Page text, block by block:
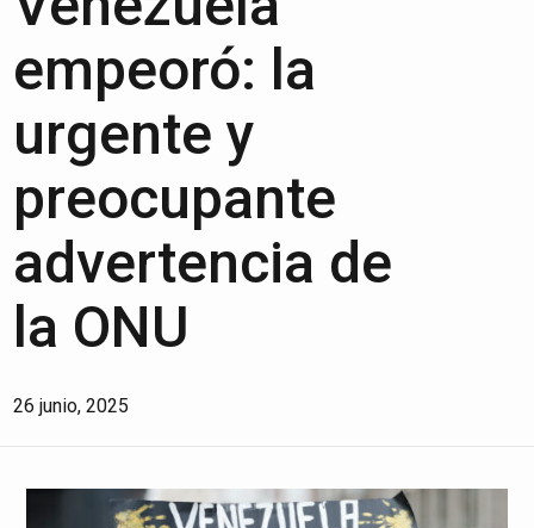
empeoró: la
urgente y
preocupante
advertencia de
la ONU
26 junio, 2025